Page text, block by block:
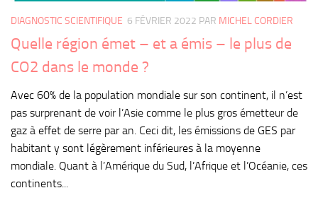
DIAGNOSTIC SCIENTIFIQUE 6 FÉVRIER 2022 PAR MICHEL CORDIER
Quelle région émet – et a émis – le plus de
CO2 dans le monde ?
Avec 60% de la population mondiale sur son continent, il n’est
pas surprenant de voir l’Asie comme le plus gros émetteur de
gaz à effet de serre par an. Ceci dit, les émissions de GES par
habitant y sont légèrement inférieures à la moyenne
mondiale. Quant à l’Amérique du Sud, l’Afrique et l’Océanie, ces
continents...